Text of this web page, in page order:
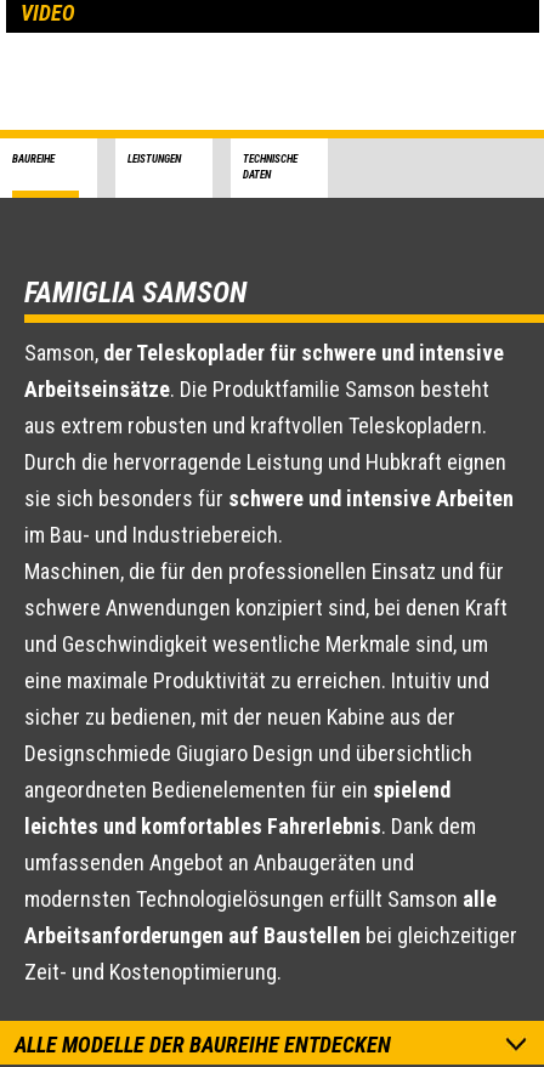
VIDEO
BAUREIHE LEISTUNGEN
TECHNISCHE
DATEN
FAMIGLIA SAMSON
Samson, der Teleskoplader für schwere und intensive
Arbeitseinsätze. Die Produktfamilie Samson besteht
aus extrem robusten und kraftvollen Teleskopladern.
Durch die hervorragende Leistung und Hubkraft eignen
sie sich besonders für schwere und intensive Arbeiten
im Bau- und Industriebereich.
Maschinen, die für den professionellen Einsatz und für
schwere Anwendungen konzipiert sind, bei denen Kraft
und Geschwindigkeit wesentliche Merkmale sind, um
eine maximale Produktivität zu erreichen. Intuitiv und
sicher zu bedienen, mit der neuen Kabine aus der
Designschmiede Giugiaro Design und übersichtlich
angeordneten Bedienelementen für ein spielend
leichtes und komfortables Fahrerlebnis. Dank dem
umfassenden Angebot an Anbaugeräten und
modernsten Technologielösungen erfüllt Samson alle
Arbeitsanforderungen auf Baustellen bei gleichzeitiger
Zeit- und Kostenoptimierung.
ALLE MODELLE DER BAUREIHE ENTDECKEN